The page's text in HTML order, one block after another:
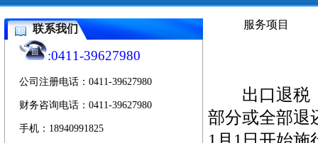
联系我们
:0411-39627980
公司注册电话：0411-39627980
财务咨询电话：0411-39627980
手机：18940991825
服务项目
出口退税（
部分或全部退